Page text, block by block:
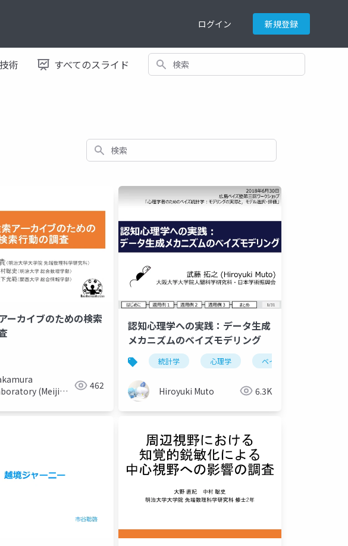
ログイン 新規登録
術 すべてのスライド 検索
検索
ーカイブのための検索
(Meiji
462
認知心理学への実践：データ生成
メカニズムのベイズモデリング
統計学 心理学 ベイズ
Hiroyuki Muto 6.3K